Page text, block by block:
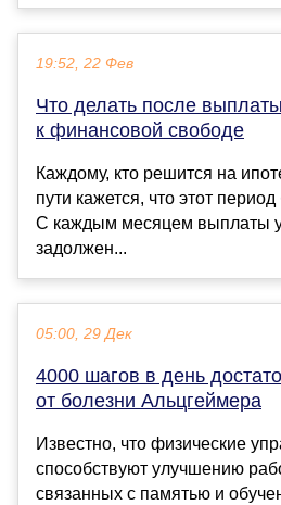
19:52, 22 Фев
Что делать после
к финансовой свободе
Каждому, кто решится на
пути кажется, что этот
С каждым месяцем выплаты
задолжен...
05:00, 29 Дек
4000 шагов в день
от болезни Альцгеймера
Известно, что физические
способствуют улучшению
связанных с памятью и